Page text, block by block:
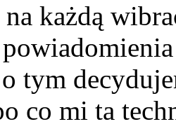
na każdą
tym
co mi ta